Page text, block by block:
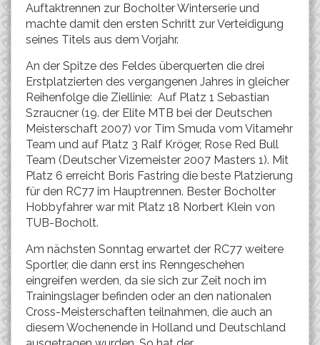
Auftaktrennen zur Bocholter Winterserie und
machte damit den ersten Schritt zur Verteidigung
seines Titels aus dem Vorjahr.
An der Spitze des Feldes überquerten die drei
Erstplatzierten des vergangenen Jahres in gleicher
Reihenfolge die Ziellinie: Auf Platz 1 Sebastian
Szraucner (19. der Elite MTB bei der Deutschen
Meisterschaft 2007) vor Tim Smuda vom Vitamehr
Team und auf Platz 3 Ralf Kröger, Rose Red Bull
Team (Deutscher Vizemeister 2007 Masters 1). Mit
Platz 6 erreicht Boris Fastring die beste Platzierung
für den RC77 im Hauptrennen. Bester Bocholter
Hobbyfahrer war mit Platz 18 Norbert Klein von
TUB-Bocholt.
Am nächsten Sonntag erwartet der RC77 weitere
Sportler, die dann erst ins Renngeschehen
eingreifen werden, da sie sich zur Zeit noch im
Trainingslager befinden oder an den nationalen
Cross-Meisterschaften teilnahmen, die auch an
diesem Wochenende in Holland und Deutschland